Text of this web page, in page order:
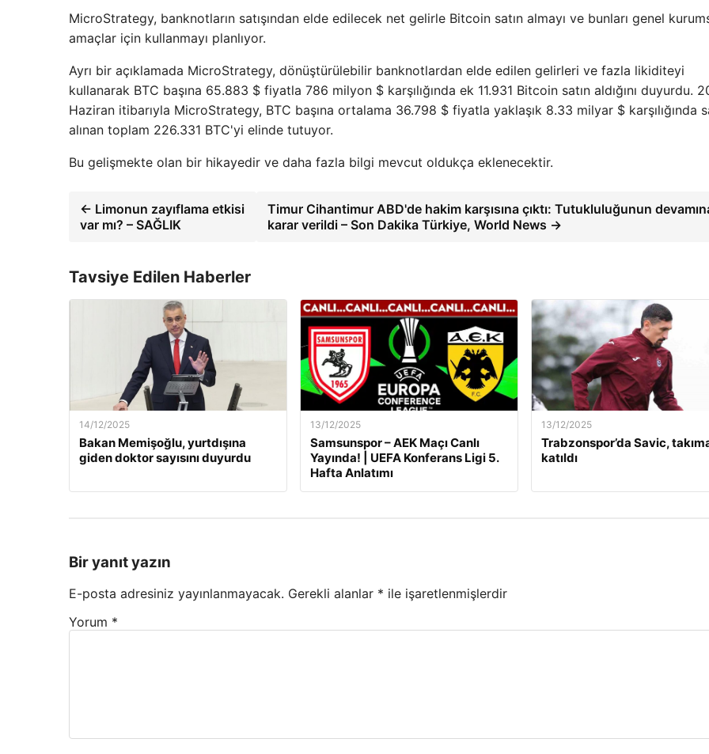
MicroStrategy, banknotların satışından elde edilecek net gelirle Bitcoin satın almayı ve bunları genel
amaçlar için kullanmayı planlıyor.
Ayrı bir açıklamada MicroStrategy, dönüştürülebilir banknotlardan elde edilen gelirleri ve fazla likiditeyi
kullanarak BTC başına 65.883 $ fiyatla 786 milyon $ karşılığında ek 11.931 Bitcoin satın aldığını duyurdu.
Haziran itibarıyla MicroStrategy, BTC başına ortalama 36.798 $ fiyatla yaklaşık 8.33 milyar $ karşılığında
alınan toplam 226.331 BTC'yi elinde tutuyor.
Bu gelişmekte olan bir hikayedir ve daha fazla bilgi mevcut oldukça eklenecektir.
← Limonun zayıflama etkisi
var mı? – SAĞLIK
Timur Cihantimur ABD'de hakim karşısına çıktı: Tutukluluğunun
karar verildi – Son Dakika Türkiye, World News →
Tavsiye Edilen Haberler
14/12/2025
Bakan Memişoğlu, yurtdışına
giden doktor sayısını duyurdu
13/12/2025
Samsunspor – AEK Maçı Canlı
Yayında! | UEFA Konferans Ligi 5.
Hafta Anlatımı
13/12/2025
Trabzonspor’da Savic,
katıldı
Bir yanıt yazın
E-posta adresiniz yayınlanmayacak. Gerekli alanlar * ile işaretlenmişlerdir
Yorum *